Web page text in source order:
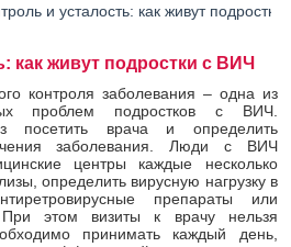
и усталость: как живут
как живут подростки с ВИЧ
контроля заболевания – одна из
проблем подростков с ВИЧ.
посетить врача и определить
заболевания. Люди с ВИЧ
центры каждые несколько
определить вирусную нагрузку в
препараты или
При этом визиты к врачу нельзя
принимать каждый день,